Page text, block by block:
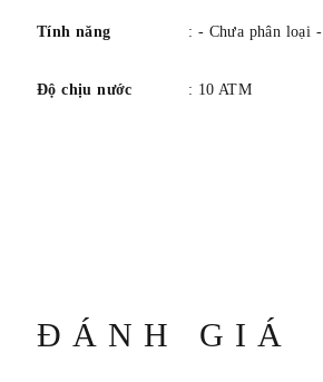
Tính năng : - Chưa phân loại -
Độ chịu nước : 10 ATM
ĐÁNH GIÁ